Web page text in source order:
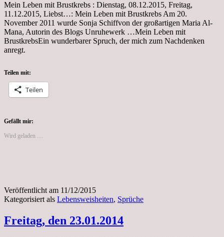
Mein Leben mit Brustkrebs : Dienstag, 08.12.2015, Freitag,
11.12.2015, Liebst…: Mein Leben mit Brustkrebs Am 20.
November 2011 wurde Sonja Schiffvon der großartigen Maria Al-
Mana, Autorin des Blogs Unruhewerk …Mein Leben mit
BrustkrebsEin wunderbarer Spruch, der mich zum Nachdenken
anregt.
Teilen mit:
Teilen
Gefällt mir:
Wird geladen …
Veröffentlicht am 11/12/2015
Kategorisiert als Lebensweisheiten, Sprüche
Freitag, den 23.01.2014